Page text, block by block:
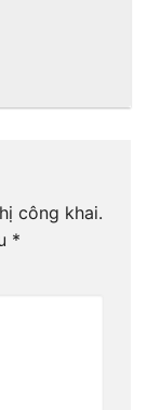
công khai.
*